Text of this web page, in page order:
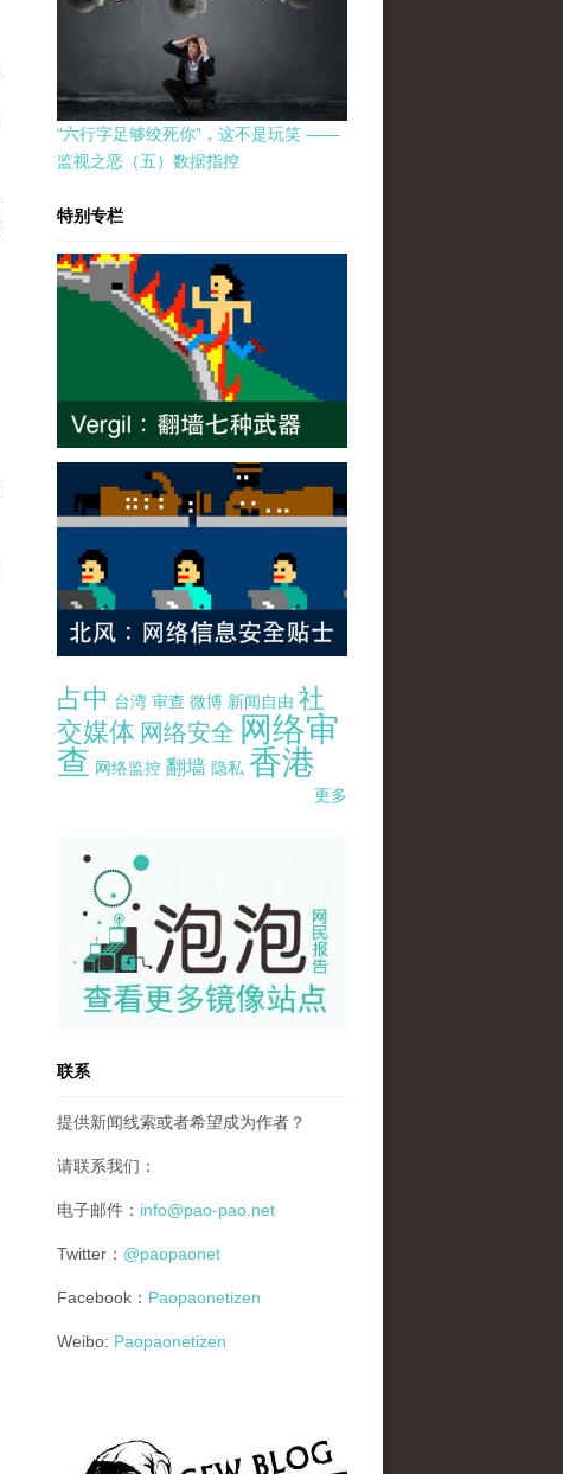
“六行字足够绞死你”，这不是玩笑 ——
监视之恶（五）数据指控
特别专栏
占中 台湾 审查 微博 新闻自由 社
交媒体 网络安全 网络审
查 网络监控 翻墙 隐私 香港
更多
pao-pao-banner-mirror-site-120814.jpg
联系
提供新闻线索或者希望成为作者？
请联系我们：
电子邮件： info@pao-pao.net
Twitter： @paopaonet
Facebook： Paopaonetizen
Weibo: Paopaonetizen
gfw_blog_small.jpg